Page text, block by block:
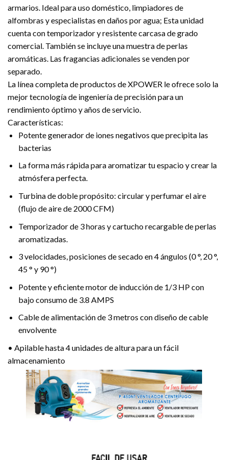
armarios. Ideal para uso doméstico, limpiadores de
alfombras y especialistas en daños por agua; Esta unidad
cuenta con temporizador y resistente carcasa de grado
comercial. También se incluye una muestra de perlas
aromáticas. Las fragancias adicionales se venden por
separado.
La línea completa de productos de XPOWER le ofrece solo la
mejor tecnología de ingeniería de precisión para un
rendimiento óptimo y años de servicio.
Características:
Potente generador de iones negativos que precipita las
bacterias
La forma más rápida para aromatizar tu espacio y crear la
atmósfera perfecta.
Turbina de doble propósito: circular y perfumar el aire
(flujo de aire de 2000 CFM)
Temporizador de 3 horas y cartucho recargable de perlas
aromatizadas.
3 velocidades, posiciones de secado en 4 ángulos (0 °, 20 °,
45 ° y 90 °)
Potente y eficiente motor de inducción de 1/3 HP con
bajo consumo de 3.8 AMPS
Cable de alimentación de 3 metros con diseño de cable
envolvente
• Apilable hasta 4 unidades de altura para un fácil
almacenamiento